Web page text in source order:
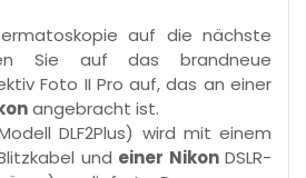
auf die nächste
Sie auf das brandneue
Foto II Pro auf, das an einer
angebracht ist.
DLF2Plus) wird mit einem
und einer NikonDSLR-